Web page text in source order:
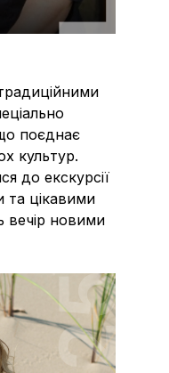
поєднає
культур.
до екскурсії
та цікавими
вечір новими